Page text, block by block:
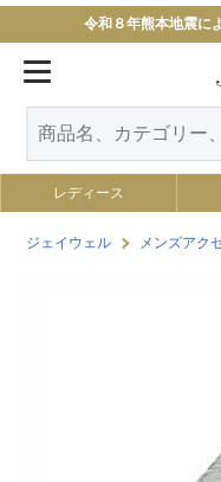
令和８年熊本地震に
レディース
ジェイウェル メンズアク